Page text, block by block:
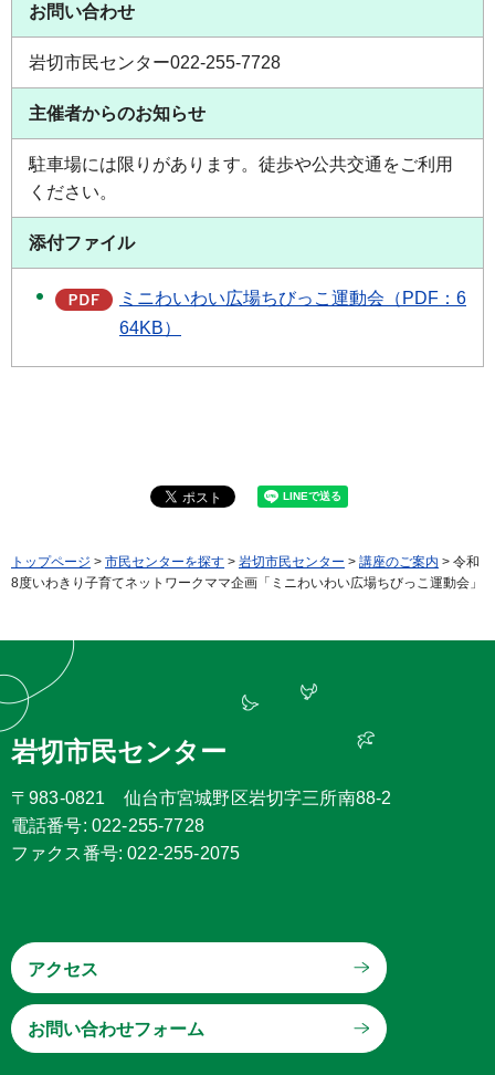
お問い合わせ
岩切市民センター022-255-7728
主催者からのお知らせ
駐車場には限りがあります。徒歩や公共交通をご利用
ください。
添付ファイル
ミニわいわい広場ちびっこ運動会（PDF：6
64KB）
トップページ > 市民センターを探す > 岩切市民センター > 講座のご案内 > 令和
8度いわきり子育てネットワークママ企画「ミニわいわい広場ちびっこ運動会」
岩切市民センター
〒983-0821 仙台市宮城野区岩切字三所南88-2
電話番号: 022-255-7728
ファクス番号: 022-255-2075
アクセス